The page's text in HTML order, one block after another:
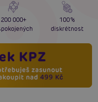
200 000+
100%
diskrétnost